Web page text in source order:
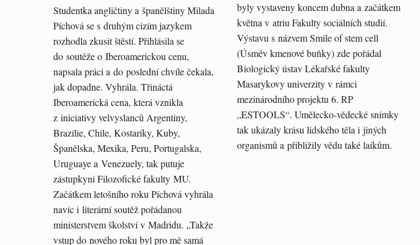
Studentka angličtiny a španělštiny Milada
Píchová se s druhým cizím jazykem
rozhodla zkusit štěstí. Přihlásila se
do soutěže o Iberoamerickou cenu,
napsala práci a do poslední chvíle čekala,
jak dopadne. Vyhrála. Třináctá
Iberoamerická cena, která vznikla
z iniciativy velvyslanců Argentiny,
Brazílie, Chile, Kostariky, Kuby,
Španělska, Mexika, Peru, Portugalska,
Uruguaye a Venezuely, tak putuje
zástupkyni Filozofické fakulty MU.
Začátkem letošního roku Píchová vyhrála
navíc i literární soutěž pořádanou
ministerstvem školství v Madridu. „Takže
vstup do nového roku byl pro mě samá
byly vystaveny koncem dubna a začátkem
května v atriu Fakulty sociálních studií.
Výstavu s názvem Smile of stem cell
(Úsměv kmenové buňky) zde pořádal
Biologický ústav Lékařské fakulty
Masarykovy univerzity v rámci
mezinárodního projektu 6. RP
„ESTOOLS“. Umělecko-vědecké snímky
tak ukázaly krásu lidského těla i jiných
organismů a přiblížily vědu také laikům.